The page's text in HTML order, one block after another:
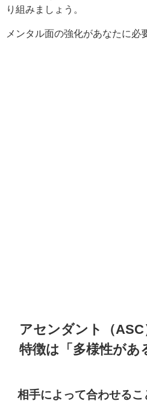
り組みましょう。
メンタル面の強化があなたに必
アセンダント（
特徴は「多様性があ
相手によって合わせるこ